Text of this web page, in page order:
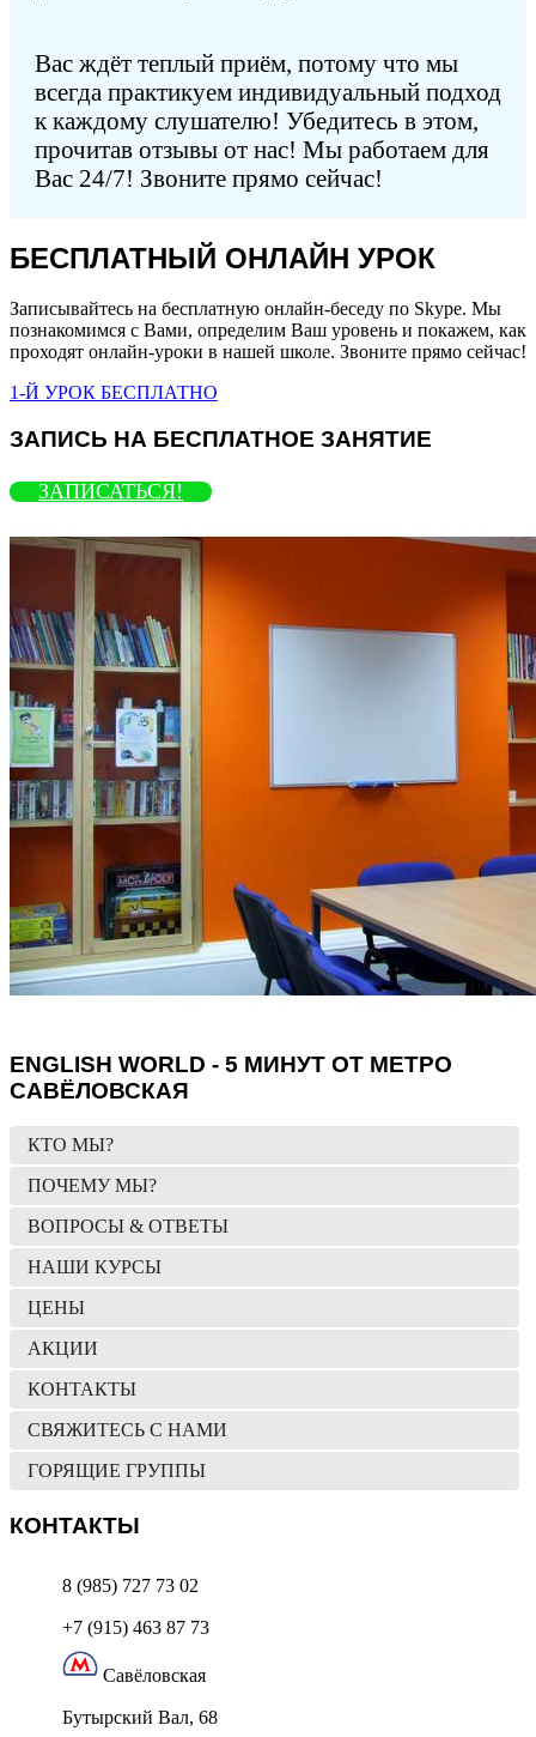
Вас ждёт теплый приём, потому что мы
всегда практикуем индивидуальный подход
к каждому слушателю! Убедитесь в этом,
прочитав отзывы от нас! Мы работаем для
Вас 24/7! Звоните прямо сейчас!
БЕСПЛАТНЫЙ ОНЛАЙН УРОК
Записывайтесь на бесплатную онлайн-беседу по Skype. Мы
познакомимся с Вами, определим Ваш уровень и покажем, как
проходят онлайн-уроки в нашей школе. Звоните прямо сейчас!
1-Й УРОК БЕСПЛАТНО
ЗАПИСЬ НА БЕСПЛАТНОЕ ЗАНЯТИЕ
ЗАПИСАТЬСЯ!
ENGLISH WORLD - 5 МИНУТ ОТ МЕТРО
САВЁЛОВСКАЯ
КТО МЫ?
ПОЧЕМУ МЫ?
ВОПРОСЫ & ОТВЕТЫ
НАШИ КУРСЫ
ЦЕНЫ
АКЦИИ
КОНТАКТЫ
СВЯЖИТЕСЬ С НАМИ
ГОРЯЩИЕ ГРУППЫ
КОНТАКТЫ
8 (985) 727 73 02
+7 (915) 463 87 73
Савёловская
Бутырский Вал, 68